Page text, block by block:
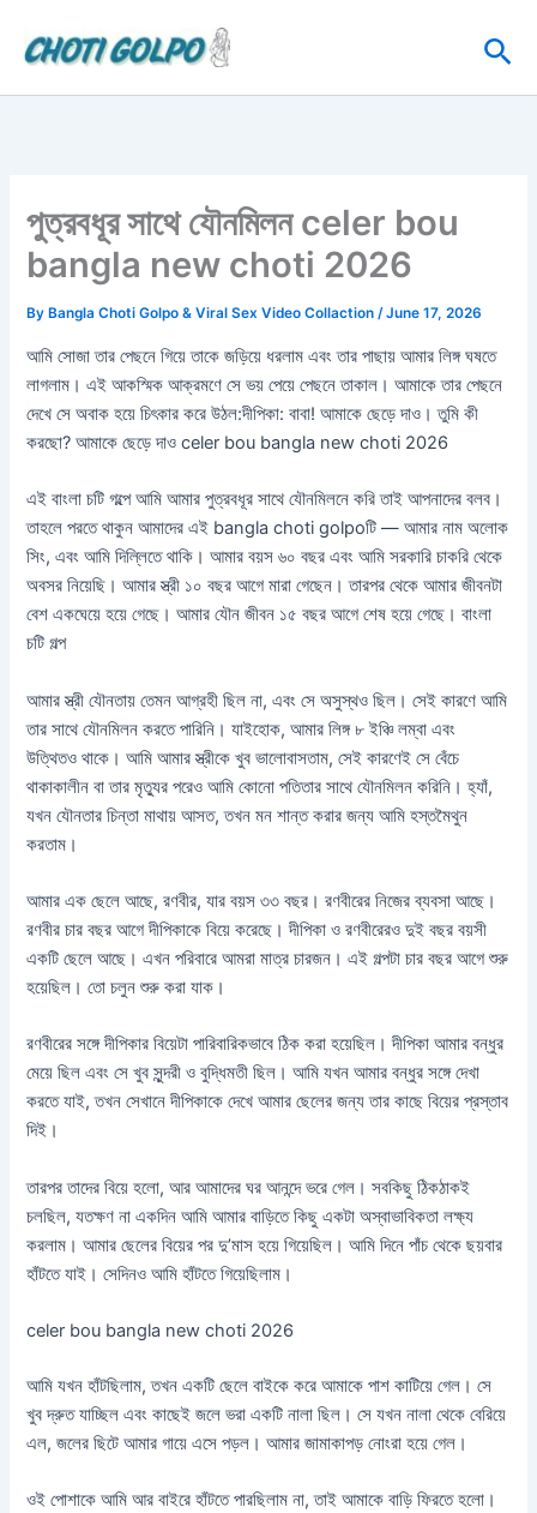
content
পুত্রবধূর সাথে যৌনমিলন celer bou
bangla new choti 2026
By Bangla Choti Golpo & Viral Sex Video Collaction/June 17, 2026
আমি সোজা তার পেছনে গিয়ে তাকে জড়িয়ে ধরলাম এবং তার পাছায় আমার লিঙ্গ ঘষতে
লাগলাম। এই আকস্মিক আক্রমণে সে ভয় পেয়ে পেছনে তাকাল। আমাকে তার পেছনে
দেখে সে অবাক হয়ে চিৎকার করে উঠল:দীপিকা: বাবা! আমাকে ছেড়ে দাও। তুমি কী
করছো? আমাকে ছেড়ে দাও celer bou bangla new choti 2026
এই বাংলা চটি গল্পে আমি আমার পুত্রবধূর সাথে যৌনমিলনে করি তাই আপনাদের বলব।
তাহলে পরতে থাকুন আমাদের এই bangla choti golpoটি — আমার নাম অলোক
সিং, এবং আমি দিল্লিতে থাকি। আমার বয়স ৬০ বছর এবং আমি সরকারি চাকরি থেকে
অবসর নিয়েছি। আমার স্ত্রী ১০ বছর আগে মারা গেছেন। তারপর থেকে আমার জীবনটা
বেশ একঘেয়ে হয়ে গেছে। আমার যৌন জীবন ১৫ বছর আগে শেষ হয়ে গেছে। বাংলা
চটি গল্প
আমার স্ত্রী যৌনতায় তেমন আগ্রহী ছিল না, এবং সে অসুস্থও ছিল। সেই কারণে আমি
তার সাথে যৌনমিলন করতে পারিনি। যাইহোক, আমার লিঙ্গ ৮ ইঞ্চি লম্বা এবং
উত্থিতও থাকে। আমি আমার স্ত্রীকে খুব ভালোবাসতাম, সেই কারণেই সে বেঁচে
থাকাকালীন বা তার মৃত্যুর পরেও আমি কোনো পতিতার সাথে যৌনমিলন করিনি। হ্যাঁ,
যখন যৌনতার চিন্তা মাথায় আসত, তখন মন শান্ত করার জন্য আমি হস্তমৈথুন
করতাম।
আমার এক ছেলে আছে, রণবীর, যার বয়স ৩৩ বছর। রণবীরের নিজের ব্যবসা আছে।
রণবীর চার বছর আগে দীপিকাকে বিয়ে করেছে। দীপিকা ও রণবীরেরও দুই বছর বয়সী
একটি ছেলে আছে। এখন পরিবারে আমরা মাত্র চারজন। এই গল্পটা চার বছর আগে শুরু
হয়েছিল। তো চলুন শুরু করা যাক।
রণবীরের সঙ্গে দীপিকার বিয়েটা পারিবারিকভাবে ঠিক করা হয়েছিল। দীপিকা আমার বন্ধুর
মেয়ে ছিল এবং সে খুব সুন্দরী ও বুদ্ধিমতী ছিল। আমি যখন আমার বন্ধুর সঙ্গে দেখা
করতে যাই, তখন সেখানে দীপিকাকে দেখে আমার ছেলের জন্য তার কাছে বিয়ের প্রস্তাব
দিই।
তারপর তাদের বিয়ে হলো, আর আমাদের ঘর আনন্দে ভরে গেল। সবকিছু ঠিকঠাকই
চলছিল, যতক্ষণ না একদিন আমি আমার বাড়িতে কিছু একটা অস্বাভাবিকতা লক্ষ্য
করলাম। আমার ছেলের বিয়ের পর দু’মাস হয়ে গিয়েছিল। আমি দিনে পাঁচ থেকে ছয়বার
হাঁটতে যাই। সেদিনও আমি হাঁটতে গিয়েছিলাম।
celer bou bangla new choti 2026
আমি যখন হাঁটছিলাম, তখন একটি ছেলে বাইকে করে আমাকে পাশ কাটিয়ে গেল। সে
খুব দ্রুত যাচ্ছিল এবং কাছেই জলে ভরা একটি নালা ছিল। সে যখন নালা থেকে বেরিয়ে
এল, জলের ছিটে আমার গায়ে এসে পড়ল। আমার জামাকাপড় নোংরা হয়ে গেল।
ওই পোশাকে আমি আর বাইরে হাঁটতে পারছিলাম না, তাই আমাকে বাড়ি ফিরতে হলো।